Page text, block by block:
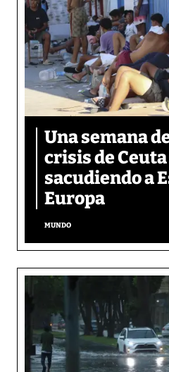
Una semana
crisis de
sacudiendo a
Europa
MUNDO